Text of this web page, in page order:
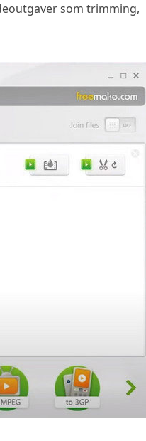
som trimming,